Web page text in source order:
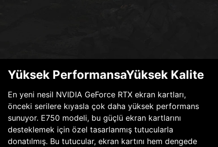
Yüksek PerformansaYüksek Kalite
En yeni nesil NVIDIA GeForce RTX ekran kartları,
önceki serilere kıyasla çok daha yüksek performans
sunuyor. E750 modeli, bu güçlü ekran kartlarını
desteklemek için özel tasarlanmış tutucularla
donatılmış. Bu tutucular, ekran kartını hem dengede